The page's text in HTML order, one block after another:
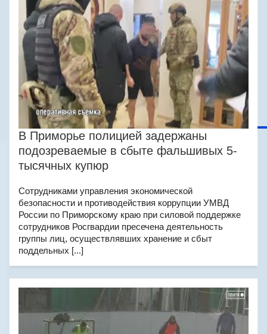
В Приморье полицией задержаны
подозреваемые в сбыте фальшивых 5-
тысячных купюр
Сотрудниками управления экономической
безопасности и противодействия коррупции УМВД
России по Приморскому краю при силовой поддержке
сотрудников Росгвардии пресечена деятельность
группы лиц, осуществлявших хранение и сбыт
поддельных [...]